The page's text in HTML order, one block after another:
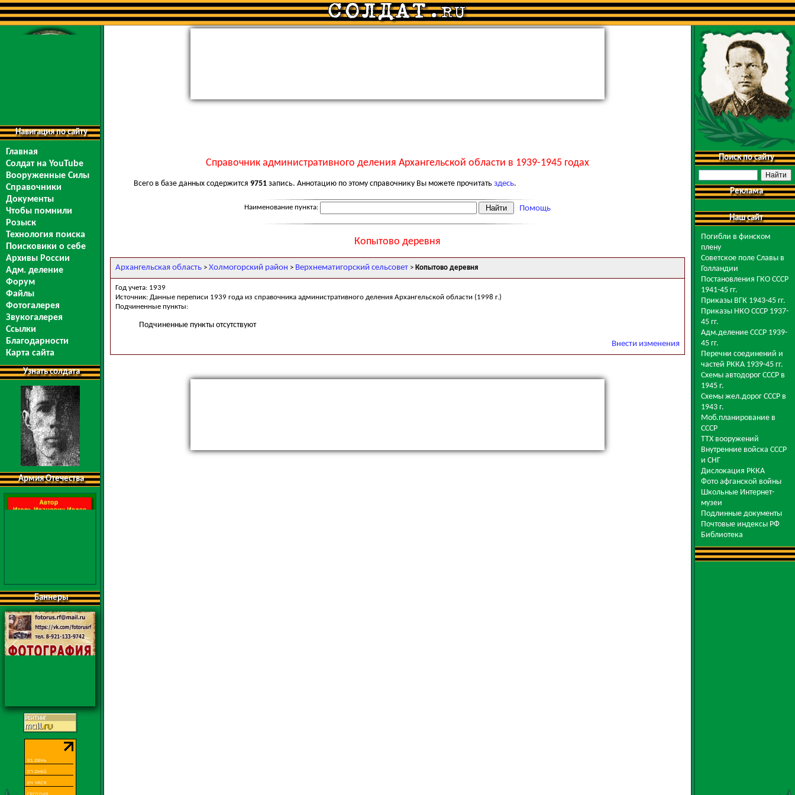
Навигация по сайту
Главная
Солдат на YouTube
Вооруженные Силы
Справочники
Документы
Чтобы помнили
Розыск
Технология поиска
Поисковики о себе
Архивы России
Адм. деление
Форум
Файлы
Фотогалерея
Звукогалерея
Ссылки
Благодарности
Карта сайта
Узнать солдата
Армия Отечества
Баннеры
Справочник административного деления Архангельской области в 1939-1945 годах
Всего в базе данных содержится 9751 запись. Аннотацию по этому справочнику Вы можете прочитать здесь.
Наименование пункта: Помощь
Копытово деревня
Архангельская область > Холмогорский район > Верхнематигорский сельсовет > Копытово деревня
Год учета: 1939
Источник: Данные переписи 1939 года из справочника административного деления Архангельской области (1998 г.)
Подчиненные пункты:
Подчиненные пункты отсутствуют
Внести изменения
Поиск по сайту
Реклама
Наш сайт
Погибли в финском
плену
Советское поле Славы в
Голландии
Постановления ГКО СССР
1941-45 гг.
Приказы ВГК 1943-45 гг.
Приказы НКО СССР 1937-
45 гг.
Адм.деление СССР 1939-
45 гг.
Перечни соединений и
частей РККА 1939-45 гг.
Схемы автодорог СССР в
1945 г.
Схемы жел.дорог СССР в
1943 г.
Моб.планирование в
СССР
ТТХ вооружений
Внутренние войска СССР
и СНГ
Дислокация РККА
Фото афганской войны
Школьные Интернет-
музеи
Подлинные документы
Почтовые индексы РФ
Библиотека